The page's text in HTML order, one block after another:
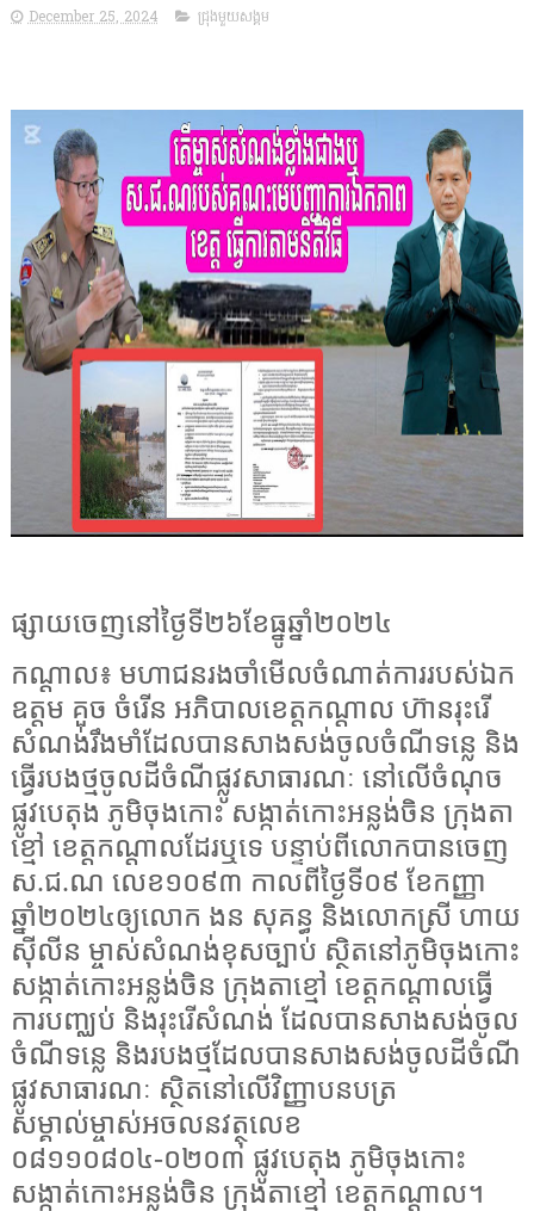
December 25, 2024 ជ្រុងមួយសង្គម
ផ្សាយចេញនៅថ្ងៃទី២៦ខែធ្នូឆ្នាំ២០២៤
កណ្ដាល៖ មហាជនរងចាំមើលចំណាត់ការរបស់ឯក
ឧត្តម គួច ចំរើន អភិបាលខេត្តកណ្ដាល ហ៊ានរុះរើ
សំណង់រឹងមាំដែលបានសាងសង់ចូលចំណីទន្លេ និង
ធ្វើរបងថ្មចូលដីចំណីផ្លូវសាធារណៈ នៅលើចំណុច
ផ្លូវបេតុង ភូមិចុងកោះ សង្កាត់កោះអន្លង់ចិន ក្រុងតា
ខ្មៅ ខេត្តកណ្តាលដែរឬទេ បន្ទាប់ពីលោកបានចេញ
ស.ជ.ណ លេខ១០៩៣ កាលពីថ្ងៃទី០៩ ខែកញ្ញា
ឆ្នាំ២០២៤ឲ្យលោក ងន សុគន្ធ និងលោកស្រី ហាយ
ស៊ីលីន ម្ចាស់សំណង់ខុសច្បាប់ ស្ថិតនៅភូមិចុងកោះ
សង្កាត់កោះអន្លង់ចិន ក្រុងតាខ្មៅ ខេត្តកណ្តាលធ្វើ
ការបញ្ឈប់ និងរុះរើសំណង់ ដែលបានសាងសង់ចូល
ចំណីទន្លេ និងរបងថ្មដែលបានសាងសង់ចូលដីចំណី
ផ្លូវសាធារណៈ ស្ថិតនៅលើវិញ្ញាបនបត្រ
សម្គាល់ម្ចាស់អចលនវត្ថុលេខ
០៨១១០៨០៤-០២០៣ ផ្លូវបេតុង ភូមិចុងកោះ
សង្កាត់កោះអន្លង់ចិន ក្រុងតាខ្មៅ ខេត្តកណ្តាល។